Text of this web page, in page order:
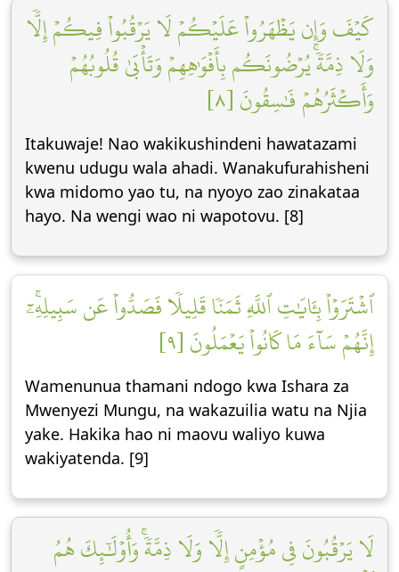
كَيۡفَ وَإِن يَظۡهَرُواْ عَلَيۡكُمۡ لَا يَرۡقُبُواْ فِيكُمۡ إِلّٗا
وَلَا ذِمَّةٗۚ يُرۡضُونَكُم بِأَفۡوَٰهِهِمۡ وَتَأۡبَىٰ قُلُوبُهُمۡ
وَأَكۡثَرُهُمۡ فَٰسِقُونَ [٨]
Itakuwaje! Nao wakikushindeni hawatazami
kwenu udugu wala ahadi. Wanakufurahisheni
kwa midomo yao tu, na nyoyo zao zinakataa
hayo. Na wengi wao ni wapotovu. [8]
ٱشۡتَرَوۡاْ بِـَٔايَٰتِ ٱللَّهِ ثَمَنٗا قَلِيلٗا فَصَدُّواْ عَن سَبِيلِهِۦٓۚ
إِنَّهُمۡ سَآءَ مَا كَانُواْ يَعۡمَلُونَ [٩]
Wamenunua thamani ndogo kwa Ishara za
Mwenyezi Mungu, na wakazuilia watu na Njia
yake. Hakika hao ni maovu waliyo kuwa
wakiyatenda. [9]
لَا يَرۡقُبُونَ فِي مُؤۡمِنٍ إِلّٗا وَلَا ذِمَّةٗۚ وَأُوْلَٰٓئِكَ هُمُ